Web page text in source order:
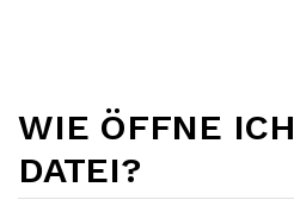
WIE ÖFFNE
DATEI?